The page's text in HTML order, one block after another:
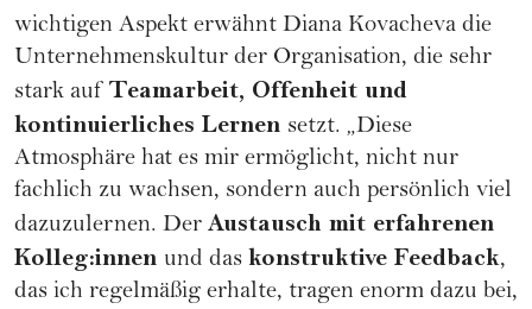
wichtigen Aspekt erwähnt Diana Kovacheva die
Unternehmenskultur der Organisation, die sehr
stark auf Teamarbeit, Offenheit und
kontinuierliches Lernen setzt. „Diese
Atmosphäre hat es mir ermöglicht, nicht nur
fachlich zu wachsen, sondern auch persönlich viel
dazuzulernen. Der Austausch mit erfahrenen
Kolleg:innen und das konstruktive Feedback,
das ich regelmäßig erhalte, tragen enorm dazu bei,